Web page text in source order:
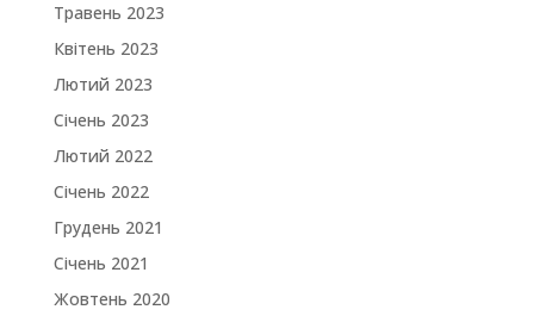
Травень 2023
Квітень 2023
Лютий 2023
Січень 2023
Лютий 2022
Січень 2022
Грудень 2021
Січень 2021
Жовтень 2020